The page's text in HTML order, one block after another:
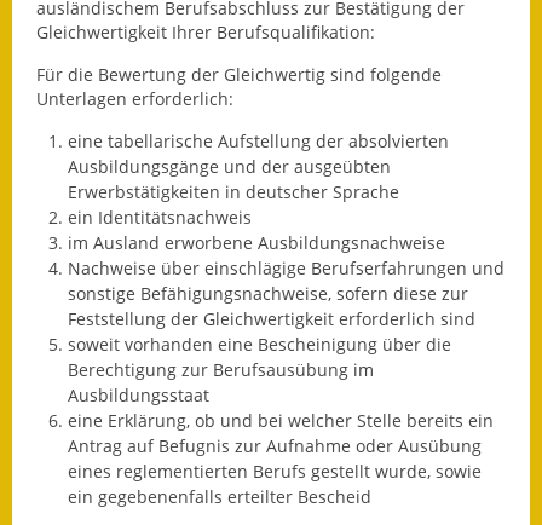
Breitbandausbau
Freizeit
Freizeit- & Sportstätten
Gesundheit & Soziales
Kirchen
Termine &
Veranstaltungen
Vereine
ausländischem Berufsabschluss zur Bestätigung der
Gleichwertigkeit Ihrer Berufsqualifikation:
Für die Bewertung der Gleichwertig sind folgende
Unterlagen erforderlich:
eine tabellarische Aufstellung der absolvierten
Ausbildungsgänge und der ausgeübten
Erwerbstätigkeiten in deutscher Sprache
ein Identitätsnachweis
im Ausland erworbene Ausbildungsnachweise
Nachweise über einschlägige Berufserfahrungen und
sonstige Befähigungsnachweise, sofern diese zur
Feststellung der Gleichwertigkeit erforderlich sind
soweit vorhanden eine Bescheinigung über die
Berechtigung zur Berufsausübung im
Ausbildungsstaat
eine Erklärung, ob und bei welcher Stelle bereits ein
Antrag auf Befugnis zur Aufnahme oder Ausübung
eines reglementierten Berufs gestellt wurde, sowie
ein gegebenenfalls erteilter Bescheid